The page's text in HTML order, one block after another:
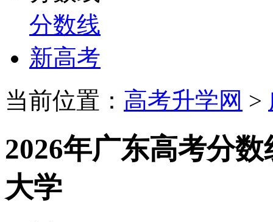
分数线
新高考
当前位置： 高考升学网 >
2026年广东高考分
大学